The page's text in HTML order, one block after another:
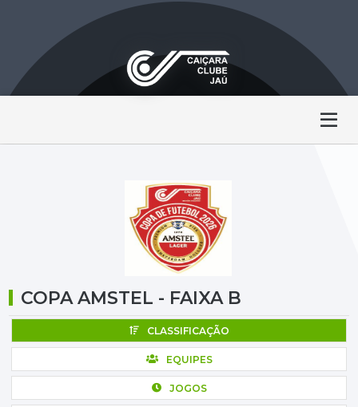
COPA AMSTEL - FAIXA B
CLASSIFICAÇÃO
EQUIPES
JOGOS